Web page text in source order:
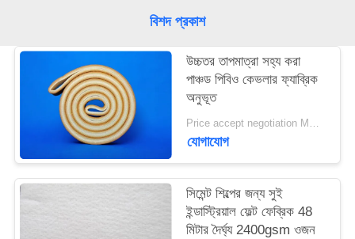
SITEMAP
PRIVACY
POLICY
বিশদ প্রকাশ
উচ্চতর তাপমাত্রা সহ্য করা
পাঞ্চড পিবিও কেভলার ফ্যাব্রিক
অনুভূত
Price accept negotiation MOQ:1 বর্গ মিটার
যোগাযোগ
সিমেন্ট শিল্পের জন্য সুই
ইন্ডাস্ট্রিয়াল ফেল্ট ফেব্রিক 48
মিটার দৈর্ঘ্য 2400gsm ওজন